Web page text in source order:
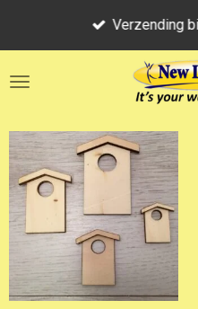
de
Verzending